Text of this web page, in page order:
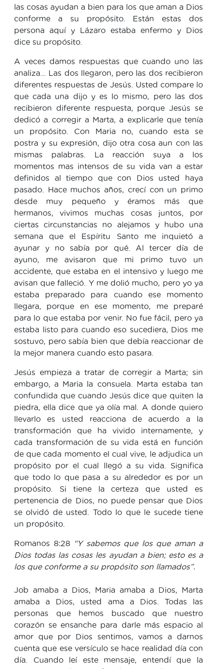
las cosas ayudan a bien para los que aman a Dios
conforme a su propósito. Están estas dos
persona aquí y Lázaro estaba enfermo y Dios
dice su propósito.
A veces damos respuestas que cuando uno las
analiza… Las dos llegaron, pero las dos recibieron
diferentes respuestas de Jesús. Usted compare lo
que cada una dijo y es lo mismo, pero las dos
recibieron diferente respuesta, porque Jesús se
dedicó a corregir a Marta, a explicarle que tenía
un propósito. Con Maria no, cuando esta se
postra y su expresión, dijo otra cosa aun con las
mismas palabras. La reacción suya a los
momentos mas intensos de su vida van a estar
definidos al tiempo que con Dios usted haya
pasado. Hace muchos años, crecí con un primo
desde muy pequeño y éramos más que
hermanos, vivimos muchas cosas juntos, por
ciertas circunstancias no alejamos y hubo una
semana que el Espíritu Santo me inquietó a
ayunar y no sabía por qué. Al tercer día de
ayuno, me avisaron que mi primo tuvo un
accidente, que estaba en el intensivo y luego me
avisan que falleció. Y me dolió mucho, pero yo ya
estaba preparado para cuando ese momento
llegara, porque en ese momento, me preparé
para lo que estaba por venir. No fue fácil, pero ya
estaba listo para cuando eso sucediera, Dios me
sostuvo, pero sabía bien que debía reaccionar de
la mejor manera cuando esto pasara.
Jesús empieza a tratar de corregir a Marta; sin
embargo, a Maria la consuela. Marta estaba tan
confundida que cuando Jesús dice que quiten la
piedra, ella dice que ya olía mal. A donde quiero
llevarlo es usted reacciona de acuerdo a la
transformación que ha vivido internamente, y
cada transformación de su vida está en función
de que cada momento el cual vive, le adjudica un
propósito por el cual llegó a su vida. Significa
que todo lo que pasa a su alrededor es por un
propósito. Si tiene la certeza que usted es
pertenencia de Dios, no puede pensar que Dios
se olvidó de usted. Todo lo que le sucede tiene
un propósito.
Romanos 8:28 “Y sabemos que los que aman a
Dios todas las cosas les ayudan a bien; esto es a
los que conforme a su propósito son llamados”.
Job amaba a Dios, Maria amaba a Dios, Marta
amaba a Dios, usted ama a Dios. Todas las
personas que hemos buscado que nuestro
corazón se ensanche para darle más espacio al
amor que por Dios sentimos, vamos a darnos
cuenta que ese versículo se hace realidad día con
día. Cuando leí este mensaje, entendí que la